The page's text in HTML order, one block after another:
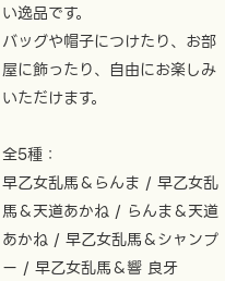
い逸品です。
バッグや帽子につけたり、お部
屋に飾ったり、自由にお楽しみ
いただけます。
全5種：
早乙女乱馬＆らんま / 早乙女乱
馬＆天道あかね / らんま＆天道
あかね / 早乙女乱馬＆シャンプ
ー / 早乙女乱馬＆響 良牙